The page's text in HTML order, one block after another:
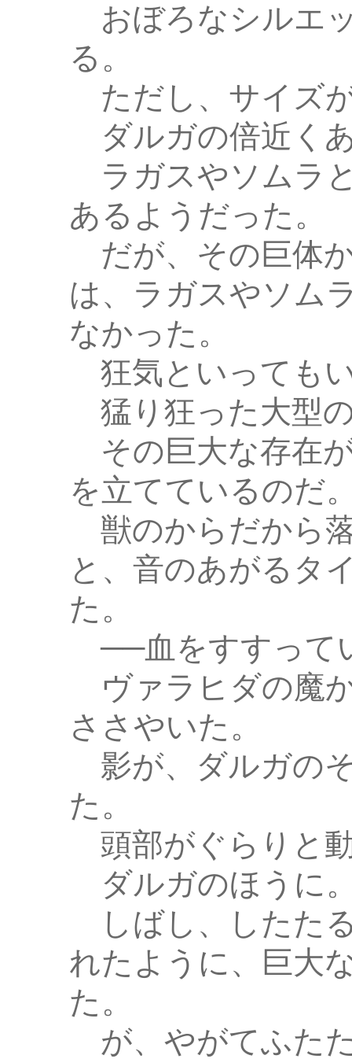
おぼろなシルエ
る。
ただし、サイズ
ダルガの倍近く
ラガスやソムラ
あるようだった。
だが、その巨体
は、ラガスやソム
なかった。
狂気といっても
猛り狂った大型
その巨大な存在
を立てているのだ
獣のからだから
と、音のあがるタ
た。
──血をすすって
ヴァラヒダの魔
ささやいた。
影が、ダルガの
た。
頭部がぐらりと
ダルガのほうに
しばし、したた
れたように、巨大
た。
が、やがてふた